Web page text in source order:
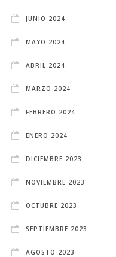
JUNIO 2024
MAYO 2024
ABRIL 2024
MARZO 2024
FEBRERO 2024
ENERO 2024
DICIEMBRE 2023
NOVIEMBRE 2023
OCTUBRE 2023
SEPTIEMBRE 2023
AGOSTO 2023